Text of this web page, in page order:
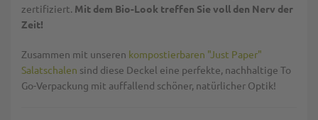
zertifiziert. Mit dem Bio-Look treffen Sie voll den Nerv der
Zeit!
Zusammen mit unseren kompostierbaren "Just Paper"
Salatschalen sind diese Deckel eine perfekte, nachhaltige To
Go-Verpackung mit auffallend schöner, natürlicher Optik!